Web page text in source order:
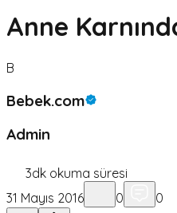
Anne
B
Bebek.com
Admin
3dk okuma süresi
31 Mayıs 2016
0 0